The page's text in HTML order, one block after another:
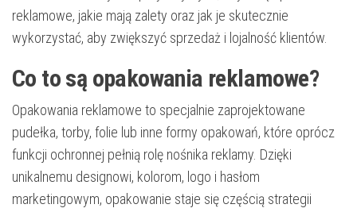
reklamowe, jakie mają zalety oraz jak je skutecznie
wykorzystać, aby zwiększyć sprzedaż i lojalność klientów.
Co to są opakowania reklamowe?
Opakowania reklamowe to specjalnie zaprojektowane
pudełka, torby, folie lub inne formy opakowań, które oprócz
funkcji ochronnej pełnią rolę nośnika reklamy. Dzięki
unikalnemu designowi, kolorom, logo i hasłom
marketingowym, opakowanie staje się częścią strategii